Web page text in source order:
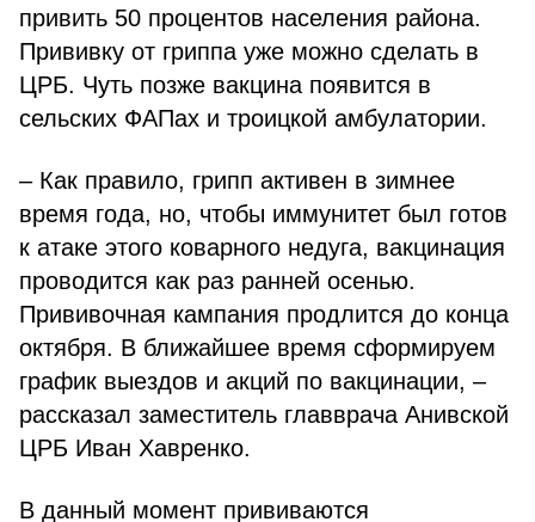
привить 50 процентов населения района.
Прививку от гриппа уже можно сделать в
ЦРБ. Чуть позже вакцина появится в
сельских ФАПах и троицкой амбулатории.
– Как правило, грипп активен в зимнее
время года, но, чтобы иммунитет был готов
к атаке этого коварного недуга, вакцинация
проводится как раз ранней осенью.
Прививочная кампания продлится до конца
октября. В ближайшее время сформируем
график выездов и акций по вакцинации, –
рассказал заместитель главврача Анивской
ЦРБ Иван Хавренко.
В данный момент прививаются